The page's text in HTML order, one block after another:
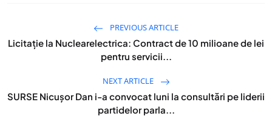
PREVIOUS ARTICLE
Licitație la Nuclearelectrica: Contract de 10 milioane de lei
pentru servicii...
NEXT ARTICLE
SURSE Nicușor Dan i-a convocat luni la consultări pe liderii
partidelor parla...